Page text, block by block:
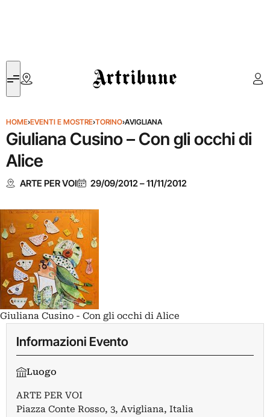
Artribune
HOME›EVENTI E MOSTRE›TORINO›AVIGLIANA
Giuliana Cusino – Con gli occhi di
Alice
ARTE PER VOI 29/09/2012–11/11/2012
Giuliana Cusino - Con gli occhi di Alice
Informazioni Evento
Luogo
ARTE PER VOI
Piazza Conte Rosso, 3, Avigliana, Italia